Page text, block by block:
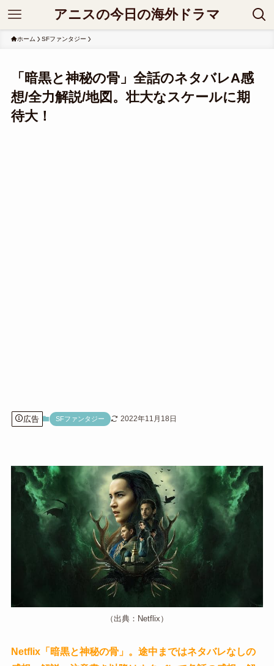
アニスの今日の海外ドラマ
ホーム SFファンタジー
「暗黒と神秘の骨」全話のネタバレA感
想/全力解説/地図。壮大なスケールに期
待大！
広告 SFファンタジー 2022年11月18日
（出典：Netflix）
Netflix「暗黒と神秘の骨」。途中まではネタバレなしの